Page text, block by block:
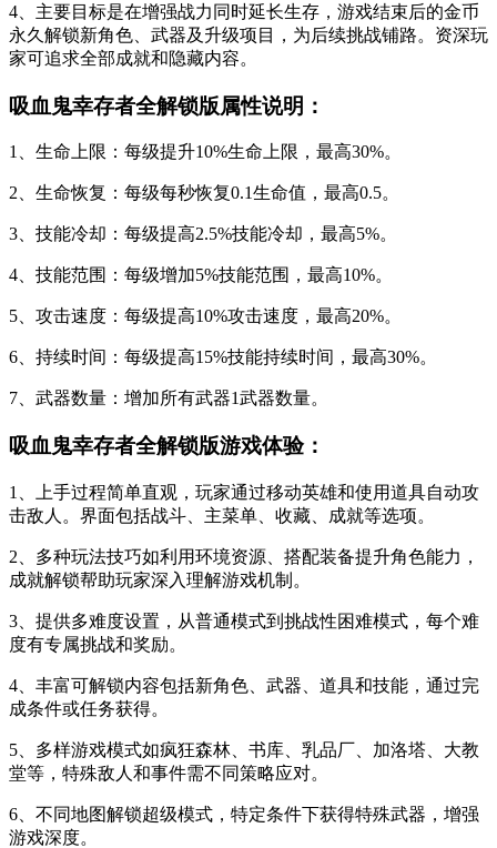
4、主要目标是在增强战力同时延长生存，游戏结束后的金币
永久解锁新角色、武器及升级项目，为后续挑战铺路。资深玩
家可追求全部成就和隐藏内容。
吸血鬼幸存者全解锁版属性说明：
1、生命上限：每级提升10%生命上限，最高30%。
2、生命恢复：每级每秒恢复0.1生命值，最高0.5。
3、技能冷却：每级提高2.5%技能冷却，最高5%。
4、技能范围：每级增加5%技能范围，最高10%。
5、攻击速度：每级提高10%攻击速度，最高20%。
6、持续时间：每级提高15%技能持续时间，最高30%。
7、武器数量：增加所有武器1武器数量。
吸血鬼幸存者全解锁版游戏体验：
1、上手过程简单直观，玩家通过移动英雄和使用道具自动攻
击敌人。界面包括战斗、主菜单、收藏、成就等选项。
2、多种玩法技巧如利用环境资源、搭配装备提升角色能力，
成就解锁帮助玩家深入理解游戏机制。
3、提供多难度设置，从普通模式到挑战性困难模式，每个难
度有专属挑战和奖励。
4、丰富可解锁内容包括新角色、武器、道具和技能，通过完
成条件或任务获得。
5、多样游戏模式如疯狂森林、书库、乳品厂、加洛塔、大教
堂等，特殊敌人和事件需不同策略应对。
6、不同地图解锁超级模式，特定条件下获得特殊武器，增强
游戏深度。